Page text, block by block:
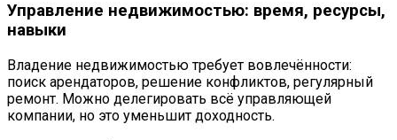
Управление недвижимостью: время, ресурсы,
навыки
Владение недвижимостью требует вовлечённости:
поиск арендаторов, решение конфликтов, регулярный
ремонт. Можно делегировать всё управляющей
компании, но это уменьшит доходность.